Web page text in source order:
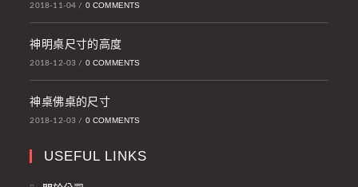
2018-11-04 / 0 COMMENTS
神明桌尺寸的高度
2018-12-03 / 0 COMMENTS
神桌佛桌的尺寸
2018-12-03 / 0 COMMENTS
USEFUL LINKS